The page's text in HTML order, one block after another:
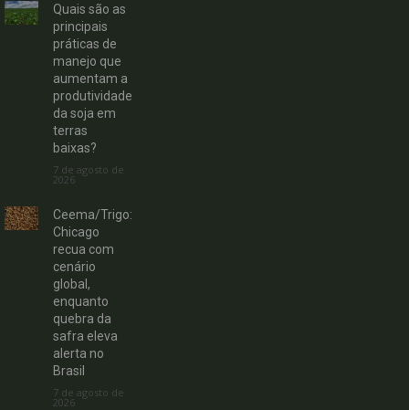
Quais são as
principais
práticas de
manejo que
aumentam a
produtividade
da soja em
terras
baixas?
7 de agosto de
2026
Ceema/Trigo:
Chicago
recua com
cenário
global,
enquanto
quebra da
safra eleva
alerta no
Brasil
7 de agosto de
2026